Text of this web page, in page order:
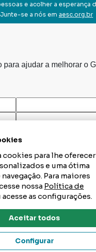
e acolher a esperança
se a nós em aesc.org.br
Dúvidas? Tire
cookies para lhe oferecer
e uma ótima
Para maiores
nossa Política de
acesse as configurações.
Aceitar todos
Configurar
para ajudar a melhorar o